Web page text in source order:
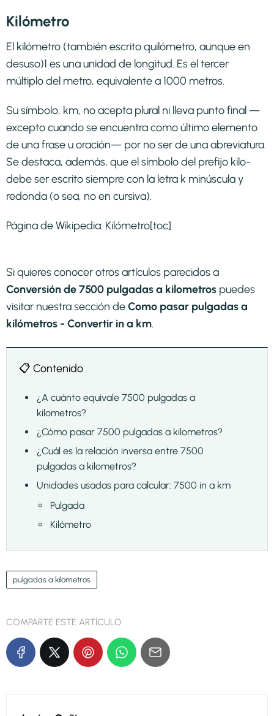
Kilómetro
El kilómetro (también escrito quilómetro, aunque en
desuso)1​ es una unidad de longitud. Es el tercer
múltiplo del metro, equivalente a 1000 metros.
Su símbolo, km, no acepta plural ni lleva punto final —
excepto cuando se encuentra como último elemento
de una frase u oración— por no ser de una abreviatura.
Se destaca, además, que el símbolo del prefijo kilo-
debe ser escrito siempre con la letra k minúscula y
redonda (o sea, no en cursiva).
Página de Wikipedia: Kilómetro[toc]
Si quieres conocer otros artículos parecidos a
Conversión de 7500 pulgadas a kilometros puedes
visitar nuestra sección deComo pasar pulgadas a
kilómetros - Convertir in a km.
📋 Contenido
¿A cuánto equivale 7500 pulgadas a
kilometros?
¿Cómo pasar 7500 pulgadas a kilometros?
¿Cuál es la relación inversa entre 7500
pulgadas a kilometros?
Unidades usadas para calcular: 7500 in a km
Pulgada
Kilómetro
pulgadas a kilometros
COMPARTE ESTE ARTÍCULO